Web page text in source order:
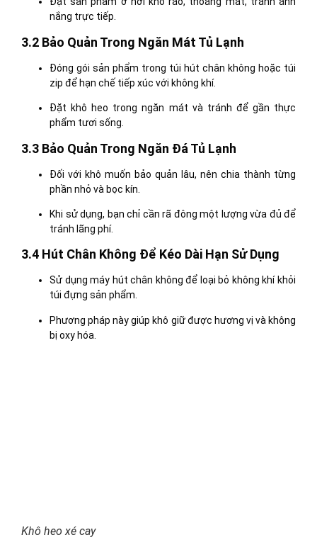
nắng trực tiếp.
3.2 Bảo Quản Trong Ngăn Mát Tủ Lạnh
Đóng gói sản phẩm trong túi hút chân không hoặc túi
zip để hạn chế tiếp xúc với không khí.
Đặt khô heo trong ngăn mát và tránh để gần thực
phẩm tươi sống.
3.3 Bảo Quản Trong Ngăn Đá Tủ Lạnh
Đối với khô muốn bảo quản lâu, nên chia thành từng
phần nhỏ và bọc kín.
Khi sử dụng, bạn chỉ cần rã đông một lượng vừa đủ để
tránh lãng phí.
3.4 Hút Chân Không Để Kéo Dài Hạn Sử Dụng
Sử dụng máy hút chân không để loại bỏ không khí khỏi
túi đựng sản phẩm.
Phương pháp này giúp khô giữ được hương vị và không
bị oxy hóa.
Khô heo xé cay